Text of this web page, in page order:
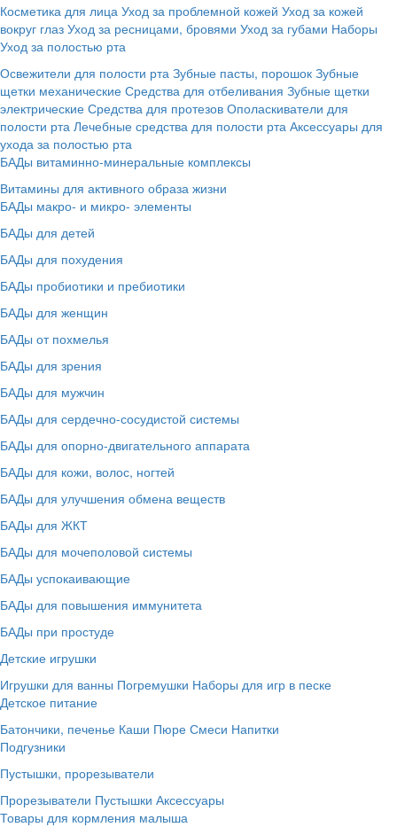
Косметика для лица Уход за проблемной кожей Уход за кожей
вокруг глаз Уход за ресницами, бровями Уход за губами Наборы
Уход за полостью рта
Освежители для полости рта Зубные пасты, порошок Зубные
щетки механические Средства для отбеливания Зубные щетки
электрические Средства для протезов Ополаскиватели для
полости рта Лечебные средства для полости рта Аксессуары для
ухода за полостью рта
БАДы витаминно-минеральные комплексы
Витамины для активного образа жизни
БАДы макро- и микро- элементы
БАДы для детей
БАДы для похудения
БАДы пробиотики и пребиотики
БАДы для женщин
БАДы от похмелья
БАДы для зрения
БАДы для мужчин
БАДы для сердечно-сосудистой системы
БАДы для опорно-двигательного аппарата
БАДы для кожи, волос, ногтей
БАДы для улучшения обмена веществ
БАДы для ЖКТ
БАДы для мочеполовой системы
БАДы успокаивающие
БАДы для повышения иммунитета
БАДы при простуде
Детские игрушки
Игрушки для ванны Погремушки Наборы для игр в песке
Детское питание
Батончики, печенье Каши Пюре Смеси Напитки
Подгузники
Пустышки, прорезыватели
Прорезыватели Пустышки Аксессуары
Товары для кормления малыша